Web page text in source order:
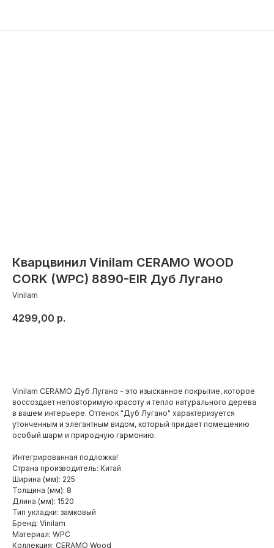
Кварцвинил Vinilam CERAMO WOOD
CORK (WPC) 8890-EIR Дуб Лугано
Vinilam
4299,00 р.
Vinilam CERAMO Дуб Лугано - это изысканное покрытие, которое
воссоздает неповторимую красоту и тепло натурального дерева
в вашем интерьере. Оттенок "Дуб Лугано" характеризуется
утонченным и элегантным видом, который придает помещению
особый шарм и природную гармонию.
Интегрированная подложка!
Страна производитель: Китай
Ширина (мм): 225
Толщина (мм): 8
Длина (мм): 1520
Тип укладки: замковый
Бренд: Vinilam
Материал: WPC
Коллекция: CERAMO Wood